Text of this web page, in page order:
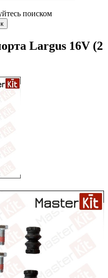
поиском
Largus 16V (2